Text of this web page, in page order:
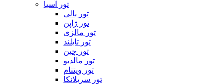
تور آسیا
تور بالی
تور ژاپن
تور مالزی
تور تایلند
تور چین
تور مالدیو
تور ویتنام
تور سریلانکا